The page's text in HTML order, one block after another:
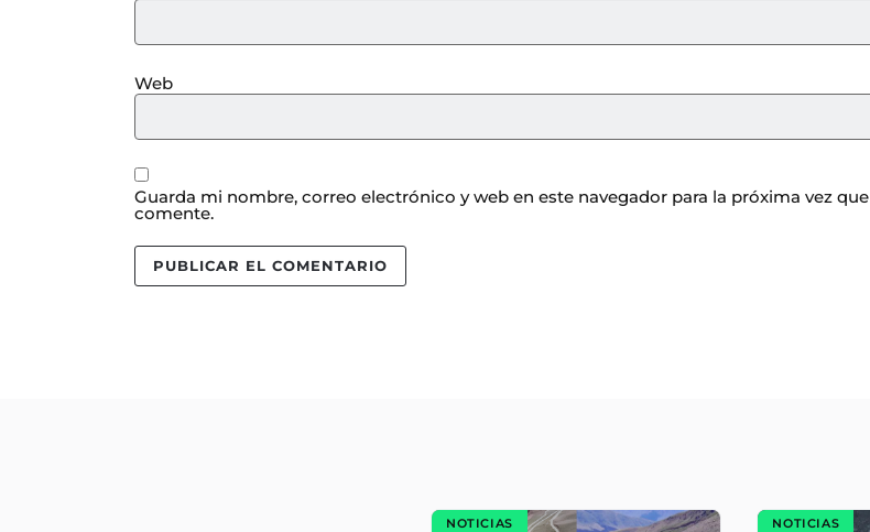
Web
Guarda mi nombre, correo electrónico y web en este navegador para la próxima vez que
comente.
NOTICIAS NOTICIAS